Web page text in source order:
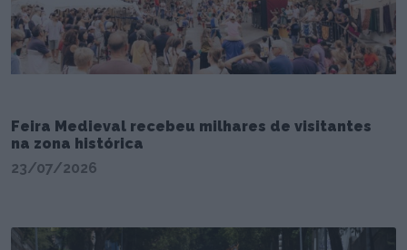
Feira Medieval recebeu milhares de visitantes
na zona histórica
23/07/2026